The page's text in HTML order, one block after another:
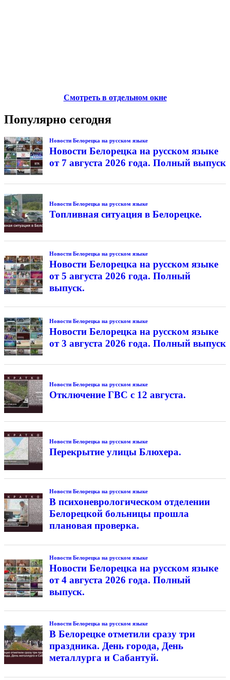
Смотреть в отдельном окне
Популярно сегодня
Новости Белорецка на русском языке
Новости Белорецка на русском языке
от 7 августа 2026 года. Полный выпуск
Новости Белорецка на русском языке
Топливная ситуация в Белорецке.
Новости Белорецка на русском языке
Новости Белорецка на русском языке
от 5 августа 2026 года. Полный
выпуск.
Новости Белорецка на русском языке
Новости Белорецка на русском языке
от 3 августа 2026 года. Полный выпуск
Новости Белорецка на русском языке
Отключение ГВС с 12 августа.
Новости Белорецка на русском языке
Перекрытие улицы Блюхера.
Новости Белорецка на русском языке
В психоневрологическом отделении
Белорецкой больницы прошла
плановая проверка.
Новости Белорецка на русском языке
Новости Белорецка на русском языке
от 4 августа 2026 года. Полный
выпуск.
Новости Белорецка на русском языке
В Белорецке отметили сразу три
праздника. День города, День
металлурга и Сабантуй.